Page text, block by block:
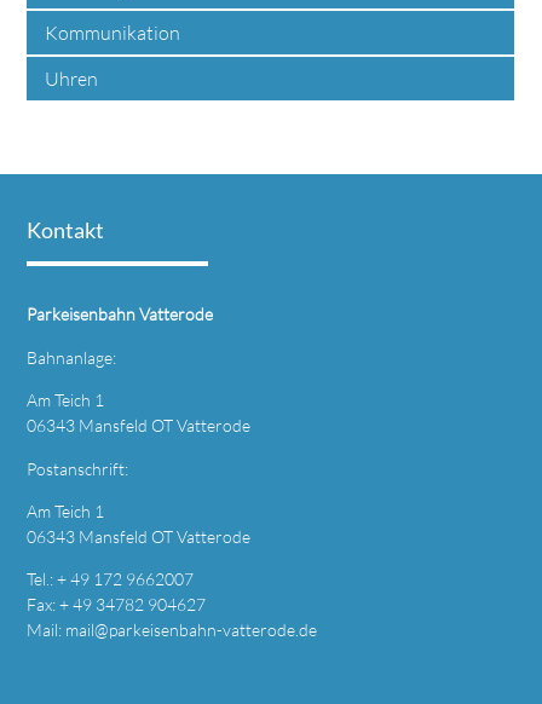
Kommunikation
Uhren
Kontakt
Parkeisenbahn Vatterode
Bahnanlage:
Am Teich 1
06343 Mansfeld OT Vatterode
Postanschrift:
Am Teich 1
06343 Mansfeld OT Vatterode
Tel.: + 49 172 9662007
Fax: + 49 34782 904627
Mail: mail@parkeisenbahn-vatterode.de